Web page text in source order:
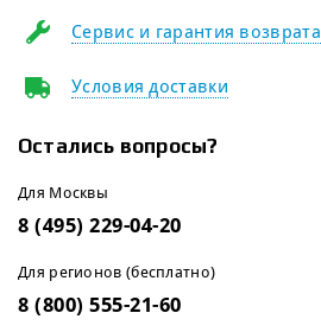
Сервис и гарантия возврата
Условия доставки
Остались вопросы?
Для Москвы
8 (495) 229-04-20
Для регионов (бесплатно)
8 (800) 555-21-60